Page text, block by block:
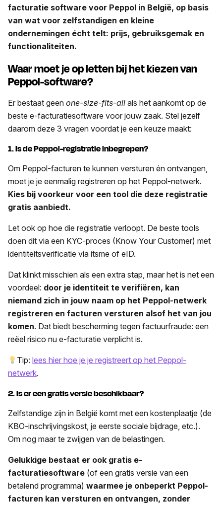
facturatie software voor Peppol in België, op basis
van wat voor zelfstandigen en kleine
ondernemingen écht telt: prijs, gebruiksgemak en
functionaliteiten.
Waar moet je op letten bij het kiezen van
Peppol-software?
Er bestaat geen one-size-fits-all als het aankomt op de
beste e-facturatiesoftware voor jouw zaak. Stel jezelf
daarom deze 3 vragen voordat je een keuze maakt:
1. Is de Peppol-registratie inbegrepen?
Om Peppol-facturen te kunnen versturen én ontvangen,
moet je je eenmalig registreren op het Peppol-netwerk.
Kies bij voorkeur voor een tool die deze registratie
gratis aanbiedt.
Let ook op hoe die registratie verloopt. De beste tools
doen dit via een KYC-proces (Know Your Customer) met
identiteitsverificatie via itsme of eID.
Dat klinkt misschien als een extra stap, maar het is net een
voordeel: door je identiteit te verifiëren, kan
niemand zich in jouw naam op het Peppol-netwerk
registreren en facturen versturen alsof het van jou
komen. Dat biedt bescherming tegen factuurfraude: een
reëel risico nu e-facturatie verplicht is.
Tip:lees hier hoe je je registreert op het Peppol-
netwerk.
2. Is er een gratis versie beschikbaar?
Zelfstandige zijn in België komt met een kostenplaatje (de
KBO-inschrijvingskost, je eerste sociale bijdrage, etc.).
Om nog maar te zwijgen van de belastingen.
Gelukkige bestaat er ook gratis e-
facturatiesoftware (of een gratis versie van een
betalend programma) waarmee je onbeperkt Peppol-
facturen kan versturen en ontvangen, zonder